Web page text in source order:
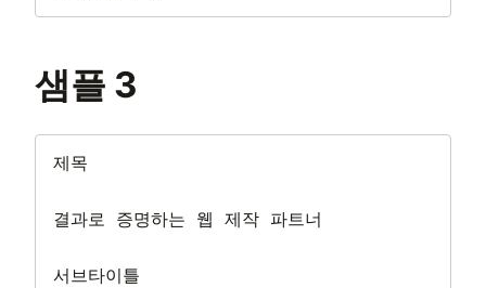
샘플 3
제목
결과로 증명하는 웹 제작 파트너
서브타이틀